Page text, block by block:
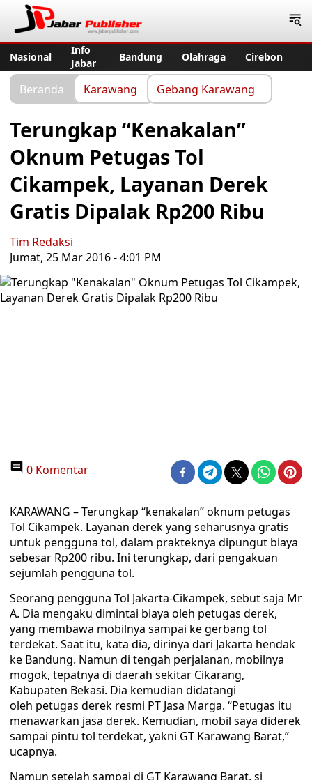
Nasional
Info
Jabar
Bandung Olahraga Cirebon
Beranda Karawang Gebang Karawang
Terungkap “Kenakalan”
Oknum Petugas Tol
Cikampek, Layanan Derek
Gratis Dipalak Rp200 Ribu
Tim Redaksi
Jumat, 25 Mar 2016 - 4:01 PM
0 Komentar
KARAWANG – Terungkap “kenakalan” oknum petugas
Tol Cikampek. Layanan derek yang seharusnya gratis
untuk pengguna tol, dalam prakteknya dipungut biaya
sebesar Rp200 ribu. Ini terungkap, dari pengakuan
sejumlah pengguna tol.
Seorang pengguna Tol Jakarta-Cikampek, sebut saja Mr
A. Dia mengaku dimintai biaya oleh petugas derek,
yang membawa mobilnya sampai ke gerbang tol
terdekat. Saat itu, kata dia, dirinya dari Jakarta hendak
ke Bandung. Namun di tengah perjalanan, mobilnya
mogok, tepatnya di daerah sekitar Cikarang,
Kabupaten Bekasi. Dia kemudian didatangi
oleh petugas derek resmi PT Jasa Marga. “Petugas itu
menawarkan jasa derek. Kemudian, mobil saya diderek
sampai pintu tol terdekat, yakni GT Karawang Barat,”
ucapnya.
Namun setelah sampai di GT Karawang Barat, si